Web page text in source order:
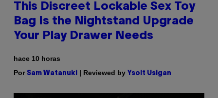
This Discreet Lockable Sex Toy
Bag Is the Nightstand Upgrade
Your Play Drawer Needs
hace 10 horas
Por Sam Watanuki | Reviewed by Ysolt Usigan